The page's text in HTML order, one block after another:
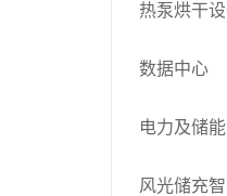
热泵烘干
数据中心
电力及储
风光储充